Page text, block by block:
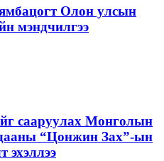
Олон улсын
мэндчилгээ
сааруулах Монголын
“Цонжин Зах”-ын
эхэллээ